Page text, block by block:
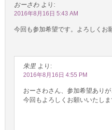
おーさわ より:
2016年8月16日 5:43 AM
今回も参加希望です。よろしくお
朱里 より:
2016年8月16日 4:55 PM
おーさわさん、参加希望あり
今回もよろしくお願いいたしま